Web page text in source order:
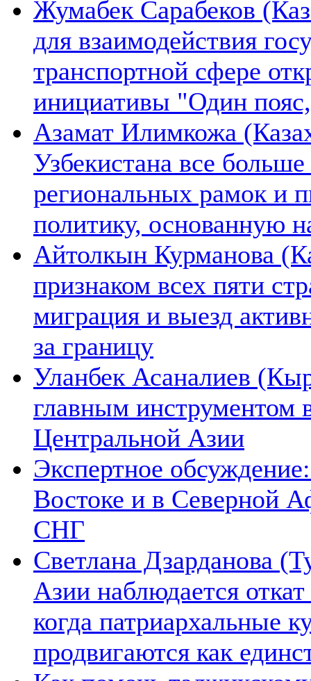
Жумабек Сарабеков
для взаимодействия
транспортной сфере
инициативы "Один
Азамат Илимкожа
Узбекистана все
региональных рамок и
политику, основанную
Айтолкын Курманова
признаком всех пяти
миграция и выезд
за границу
Уланбек Асаналиев
главным инструментом
Центральной Азии
Экспертное
Востоке и в Северной
СНГ
Светлана Дзарданова
Азии наблюдается
когда патриархальные
продвигаются как